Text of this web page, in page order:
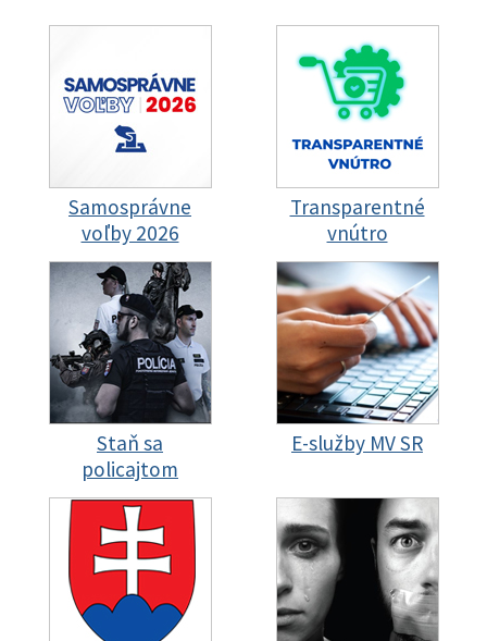
Samosprávne
voľby 2026
Transparentné
vnútro
Staň sa
policajtom
E-služby MV SR